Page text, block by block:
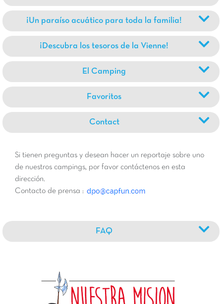
¡Un paraíso acuático para toda la familia!
¡Descubra los tesoros de la Vienne!
El Camping
Favoritos
Contact
Si tienen preguntas y desean hacer un reportaje sobre uno
de nuestros campings, por favor contáctenos en esta
dirección.
Contacto de prensa :
FAQ